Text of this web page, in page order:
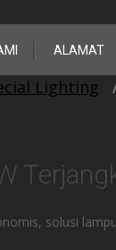
ALAMAT
Lighting
solusi